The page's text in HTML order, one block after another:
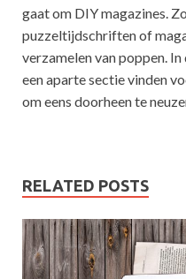
gaat om DIY magazines.
puzzeltijdschriften of
verzamelen van poppen.
een aparte sectie vinden
om eens doorheen te
RELATED POSTS